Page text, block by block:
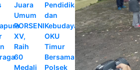
Juara
Umum
PORSENI
XV,
Raih
60
Medali
Pendidikan
dan
Kebudayaan
OKU
Timur
Bersama
Polsek